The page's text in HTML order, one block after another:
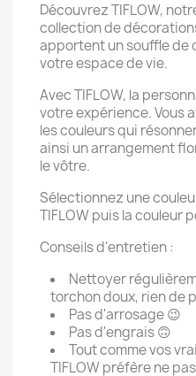
Découvrez TIFLOW,
collection de
apportent un souffle de
votre espace de vie.
Avec TIFLOW, la
votre expérience. Vous
les couleurs qui
ainsi un arrangement
le vôtre.
Sélectionnez une
TIFLOW puis la couleur
Conseils d'entretien :
Nettoyer
torchon doux, rien de
Pas d'arrosage 😉
Pas d'engrais 🙃
Tout comme vos
TIFLOW préfère ne